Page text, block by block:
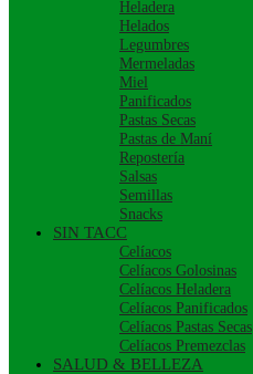
Heladera
Helados
Legumbres
Mermeladas
Miel
Panificados
Pastas Secas
Pastas de Maní
Repostería
Salsas
Semillas
Snacks
SIN TACC
Celíacos
Celíacos Golosinas
Celíacos Heladera
Celíacos Panificados
Celíacos Pastas Secas
Celíacos Premezclas
SALUD & BELLEZA